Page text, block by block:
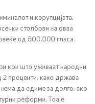
и корупцијата,
столбови на оваа
од 600.000 гласа.
кои што уживаат народни
2 проценти, како држава
да одиме за долго, ако
реформи. Тоа е